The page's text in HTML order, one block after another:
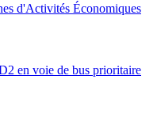
d'Activités Économiques
en voie de bus prioritaire